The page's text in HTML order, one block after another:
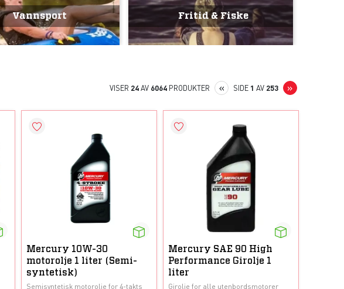
Vannsport Fritid & Fiske
VISER 24AV 6064 PRODUKTER «PREVIOUS
SIDE 1 AV 253 »NEXT
Mercury 10W-30
motorolje 1 liter (Semi-
syntetisk)
Semisyntetisk motorolje for 4-takts
Mercury SAE 90 High
Performance Girolje 1
liter
Girolje for alle utenbordsmotorer